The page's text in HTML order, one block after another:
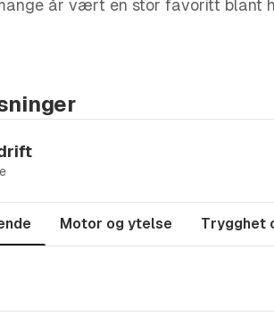
år vært en stor favoritt blant
mm
mm Motor og ytelse Trygghet